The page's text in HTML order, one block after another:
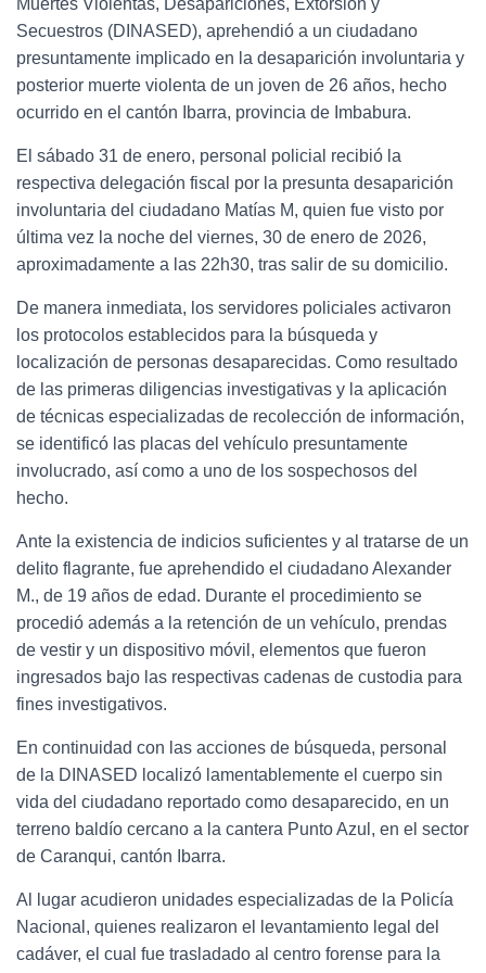
Muertes Violentas, Desapariciones, Extorsión y
Secuestros (DINASED), aprehendió a un ciudadano
presuntamente implicado en la desaparición involuntaria y
posterior muerte violenta de un joven de 26 años, hecho
ocurrido en el cantón Ibarra, provincia de Imbabura.
El sábado 31 de enero, personal policial recibió la
respectiva delegación fiscal por la presunta desaparición
involuntaria del ciudadano Matías M, quien fue visto por
última vez la noche del viernes, 30 de enero de 2026,
aproximadamente a las 22h30, tras salir de su domicilio.
De manera inmediata, los servidores policiales activaron
los protocolos establecidos para la búsqueda y
localización de personas desaparecidas. Como resultado
de las primeras diligencias investigativas y la aplicación
de técnicas especializadas de recolección de información,
se identificó las placas del vehículo presuntamente
involucrado, así como a uno de los sospechosos del
hecho.
Ante la existencia de indicios suficientes y al tratarse de un
delito flagrante, fue aprehendido el ciudadano Alexander
M., de 19 años de edad. Durante el procedimiento se
procedió además a la retención de un vehículo, prendas
de vestir y un dispositivo móvil, elementos que fueron
ingresados bajo las respectivas cadenas de custodia para
fines investigativos.
En continuidad con las acciones de búsqueda, personal
de la DINASED localizó lamentablemente el cuerpo sin
vida del ciudadano reportado como desaparecido, en un
terreno baldío cercano a la cantera Punto Azul, en el sector
de Caranqui, cantón Ibarra.
Al lugar acudieron unidades especializadas de la Policía
Nacional, quienes realizaron el levantamiento legal del
cadáver, el cual fue trasladado al centro forense para la